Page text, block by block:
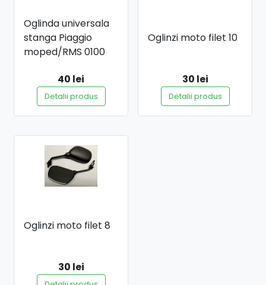
Oglinda universala
stanga Piaggio
moped/RMS 0100
40 lei
Detalii produs
Oglinzi moto filet 10
30 lei
Detalii produs
Oglinzi moto filet 8
30 lei